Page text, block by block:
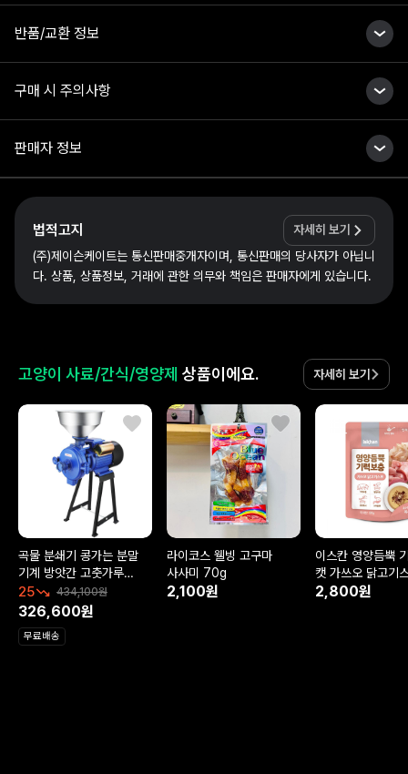
반품/교환 정보
구매 시 주의사항
판매자 정보
법적고지
자세히 보기
(주)제이슨케이트는 통신판매중개자이며, 통신판매의 당사자가 아닙니
다. 상품, 상품정보, 거래에 관한 의무와 책임은 판매자에게 있습니다.
고양이 사료/간식/영양제 상품이에요. 자세히 보기
곡물 분쇄기 콩가는 분말
기계 방앗간 고춧가루
2500W
25 434,100원
326,600원
무료배송
라이코스 웰빙 고구마
사사미 70g
2,100원
이스칸 영양듬뿍
캣 가쓰오 닭고기
2,800원